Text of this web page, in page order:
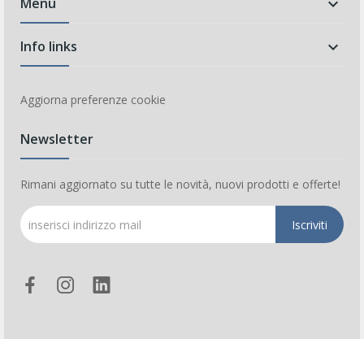

Info links 
Aggiorna preferenze cookie
Newsletter
Rimani aggiornato su tutte le novità, nuovi prodotti e offerte!
Iscriviti